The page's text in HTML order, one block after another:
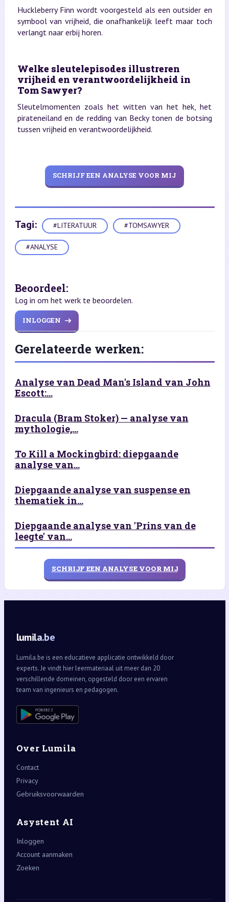
Huckleberry Finn wordt voorgesteld als een outsider en
symbool van vrijheid, die onafhankelijk leeft maar toch
verlangt naar erbij horen.
Welke sleutelepisodes illustreren
vrijheid en verantwoordelijkheid in
Tom Sawyer?
Sleutelmomenten zoals het witten van het hek, het
pirateneiland en de redding van Becky tonen de botsing
tussen vrijheid en verantwoordelijkheid.
SCHRIJF EEN ANALYSE VOOR MIJ
Tagi: #LITERATUUR #TOMSAWYER
#ANALYSE
Beoordeel:
Log in om het werk te beoordelen.
INLOGGEN
Gerelateerde werken:
Analyse van Dead Man's Island van John
Escott:...
Dracula (Bram Stoker) — analyse van
mythologie,...
To Kill a Mockingbird: diepgaande
analyse van...
Diepgaande analyse van suspense en
thematiek in...
Diepgaande analyse van 'Prins van de
leegte' van...
SCHRIJF EEN ANALYSE VOOR MIJ
lumila.be
Lumila.be is een educatieve applicatie ontwikkeld door
experts. Je vindt hier leermateriaal uit meer dan 20
verschillende domeinen, opgesteld door een ervaren
team van ingenieurs en pedagogen.
Over Lumila
Contact
Privacy
Gebruiksvoorwaarden
Asystent AI
Inloggen
Account aanmaken
Zoeken